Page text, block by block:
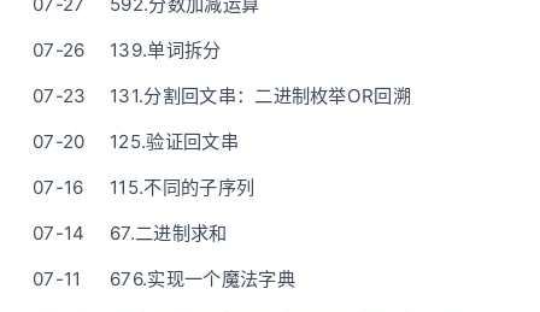
07-26
139.单词拆分
07-23
131.分割回文串：二进制枚举OR回溯
07-20
125.验证回文串
07-16
115.不同的子序列
07-14
67.二进制求和
07-11
676.实现一个魔法字典